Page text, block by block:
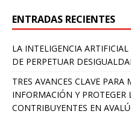
ENTRADAS RECIENTES
LA INTELIGENCIA
DE PERPETUAR
TRES AVANCES CLAVE PARA
INFORMACIÓN Y PROTEGER
CONTRIBUYENTES EN